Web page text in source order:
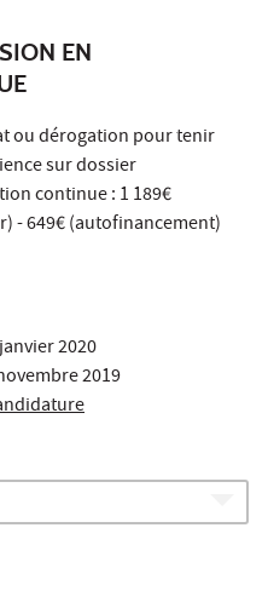
EN
ou dérogation pour tenir
sur dossier
continue : 1 189€
- 649€ (autofinancement)
2020
2019